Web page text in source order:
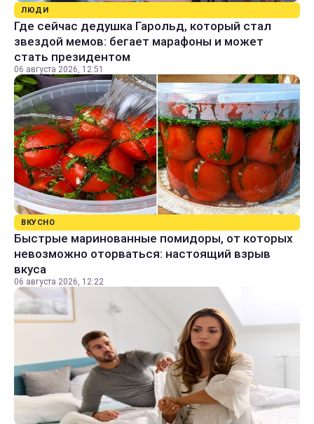
ЛЮДИ
Где сейчас дедушка Гарольд, который стал
звездой мемов: бегает марафоны и может
стать президентом
06 августа 2026, 12:51
ВКУСНО
Быстрые маринованные помидоры, от которых
невозможно оторваться: настоящий взрыв
вкуса
06 августа 2026, 12:22